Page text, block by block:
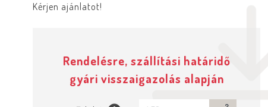
Kérjen ajánlatot!
Rendelésre, szállítási határidő
gyári visszaigazolás alapján